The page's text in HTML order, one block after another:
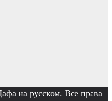
на русском. Все права